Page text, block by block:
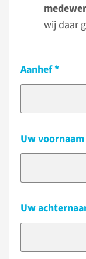
wij daar
Aanhef
Uw voornaam
Uw